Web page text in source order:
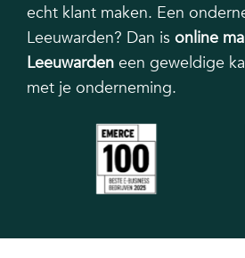
echt klant maken. Een
Leeuwarden? Dan is online
Leeuwarden een geweldige
met je onderneming.